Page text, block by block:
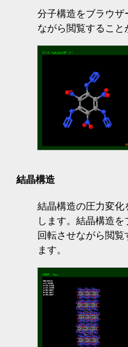
分子構造をブラウザ
ながら閲覧すること
結晶構造
結晶構造の圧力変化
します。結晶構造
回転させながら閲覧
ます。